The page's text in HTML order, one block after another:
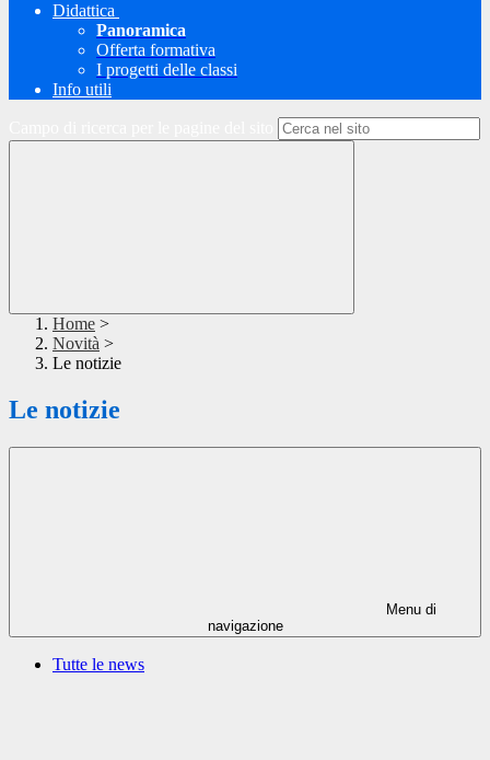
Didattica
Panoramica
Offerta formativa
I progetti delle classi
Info utili
Home >
Novità >
Le notizie
Le notizie
Menu di
navigazione
Tutte le news